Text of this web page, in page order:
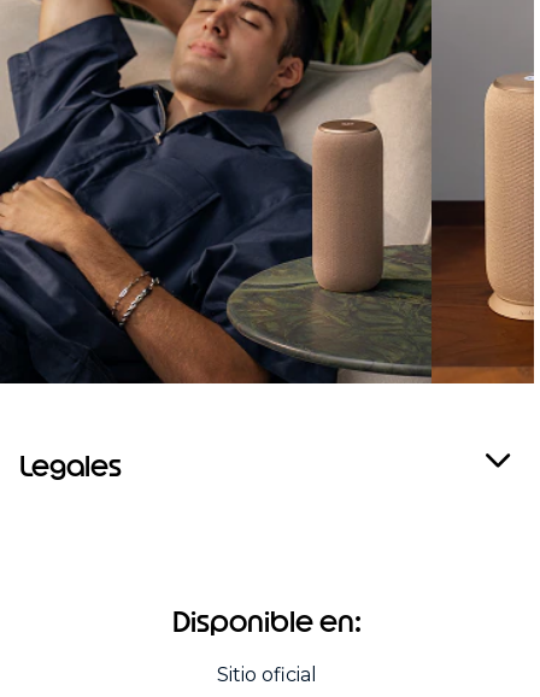
Legales
Disponible en:
Sitio oficial